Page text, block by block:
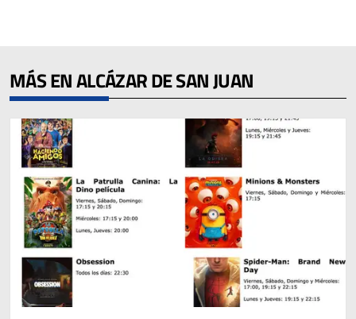
MÁS EN ALCÁZAR DE SAN JUAN